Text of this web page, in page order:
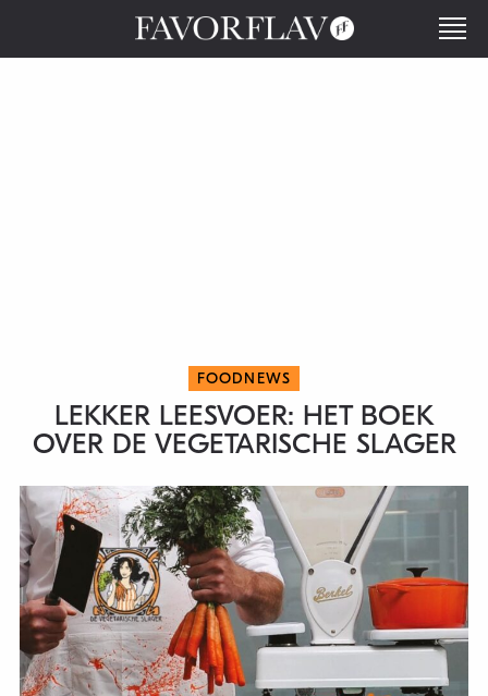
FOODNEWS
LEKKER LEESVOER: HET BOEK
OVER DE VEGETARISCHE SLAGER